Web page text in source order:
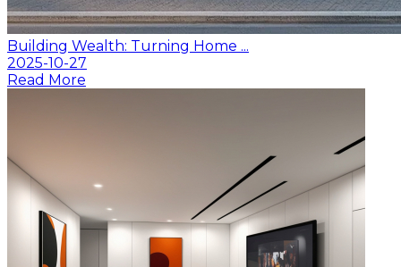
Building Wealth: Turning Home ...
2025-10-27
Read More